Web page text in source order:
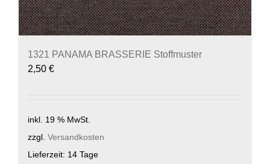
1321 PANAMA BRASSERIE Stoffmuster
2,50 €
inkl. 19 % MwSt.
zzgl. Versandkosten
Lieferzeit: 14 Tage